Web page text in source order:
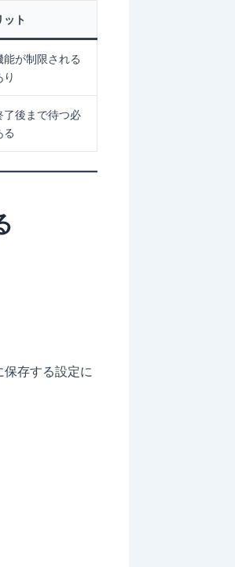
ット
能が制限される
り
了後まで待つ必
る
存する設定に